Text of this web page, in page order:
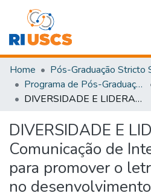
Communities & Collections
Navigate
Statistics
Home
Programa de Pós-Graduação em Tecnologia, Informação e Comunicação
DIVERSIDADE E LIDERANÇA: A Comunicação de Interesse Público para promover o letramento racial no desenvolvimento de lideranças negras
DIVERSIDADE E
Comunicação de
para promover o
no